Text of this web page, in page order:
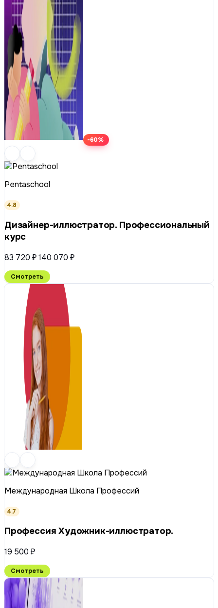
-60%
Pentaschool
4.8
Дизайнер-иллюстратор. Профессиональный
курс
83 720 ₽140 070 ₽
Смотреть
Международная Школа Профессий
4.7
Профессия Художник-иллюстратор.
19 500 ₽
Смотреть